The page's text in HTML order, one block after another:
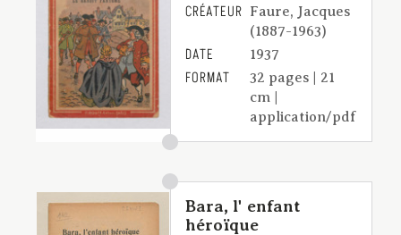
CRÉATEUR Faure, Jacques
(1887-1963)
DATE 1937
FORMAT
32 pages | 21
cm |
application/pdf
Bara, l' enfant
héroïque